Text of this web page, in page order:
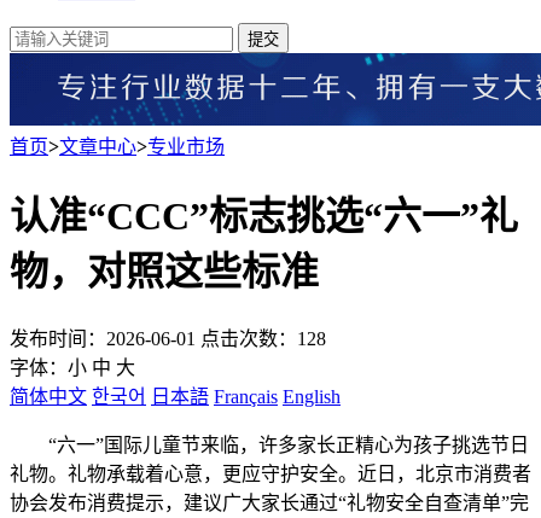
提交
首页>文章中心>专业市场
认准“CCC”标志挑选“六一”礼
物，对照这些标准
发布时间：2026-06-01 点击次数：128
字体： 小 中 大
简体中文 한국어 日本語 Français English
“六一”国际儿童节来临，许多家长正精心为孩子挑选节日
礼物。礼物承载着心意，更应守护安全。近日，北京市消费者
协会发布消费提示，建议广大家长通过“礼物安全自查清单”完